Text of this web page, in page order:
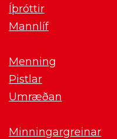
Íþróttir
Mannlíf
Menning
Pistlar
Umræðan
Minningargreinar